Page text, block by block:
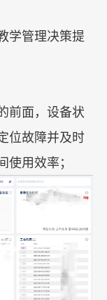
学管理决策提
前面，设备状
位故障并及时
使用效率；